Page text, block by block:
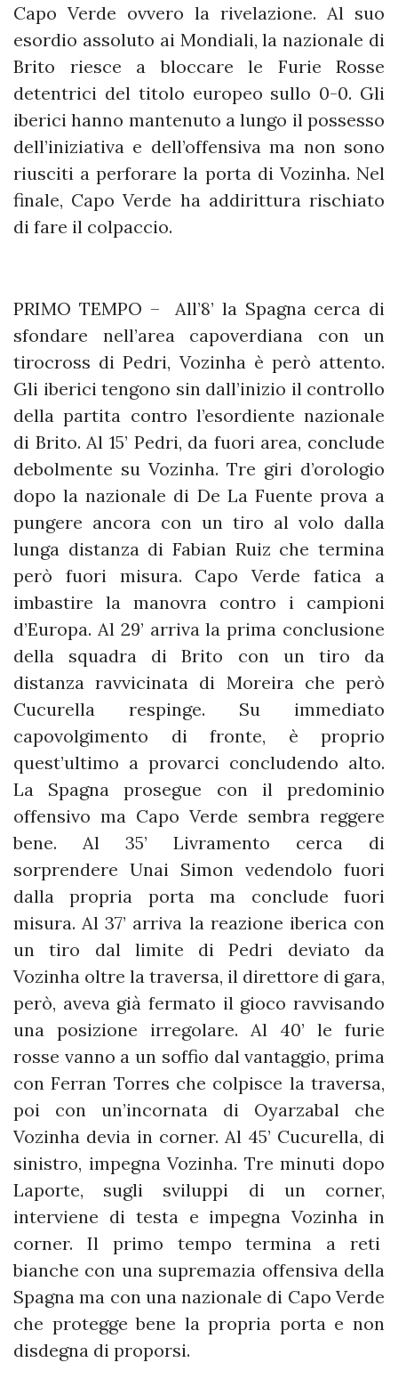
Capo Verde ovvero la rivelazione. Al suo
esordio assoluto ai Mondiali, la nazionale di
Brito riesce a bloccare le Furie Rosse
detentrici del titolo europeo sullo 0-0. Gli
iberici hanno mantenuto a lungo il possesso
dell’iniziativa e dell’offensiva ma non sono
riusciti a perforare la porta di Vozinha. Nel
finale, Capo Verde ha addirittura rischiato
di fare il colpaccio.
PRIMO TEMPO – All’8’ la Spagna cerca di
sfondare nell’area capoverdiana con un
tirocross di Pedri, Vozinha è però attento.
Gli iberici tengono sin dall’inizio il controllo
della partita contro l’esordiente nazionale
di Brito. Al 15’ Pedri, da fuori area, conclude
debolmente su Vozinha. Tre giri d’orologio
dopo la nazionale di De La Fuente prova a
pungere ancora con un tiro al volo dalla
lunga distanza di Fabian Ruiz che termina
però fuori misura. Capo Verde fatica a
imbastire la manovra contro i campioni
d’Europa. Al 29’ arriva la prima conclusione
della squadra di Brito con un tiro da
distanza ravvicinata di Moreira che però
Cucurella respinge. Su immediato
capovolgimento di fronte, è proprio
quest’ultimo a provarci concludendo alto.
La Spagna prosegue con il predominio
offensivo ma Capo Verde sembra reggere
bene. Al 35’ Livramento cerca di
sorprendere Unai Simon vedendolo fuori
dalla propria porta ma conclude fuori
misura. Al 37’ arriva la reazione iberica con
un tiro dal limite di Pedri deviato da
Vozinha oltre la traversa, il direttore di gara,
però, aveva già fermato il gioco ravvisando
una posizione irregolare. Al 40’ le furie
rosse vanno a un soffio dal vantaggio, prima
con Ferran Torres che colpisce la traversa,
poi con un’incornata di Oyarzabal che
Vozinha devia in corner. Al 45’ Cucurella, di
sinistro, impegna Vozinha. Tre minuti dopo
Laporte, sugli sviluppi di un corner,
interviene di testa e impegna Vozinha in
corner. Il primo tempo termina a reti
bianche con una supremazia offensiva della
Spagna ma con una nazionale di Capo Verde
che protegge bene la propria porta e non
disdegna di proporsi.